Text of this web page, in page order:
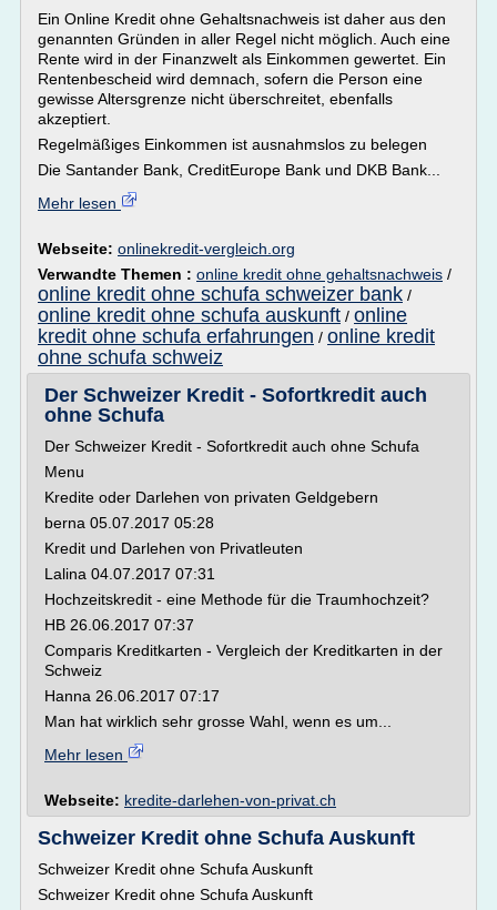
Ein Online Kredit ohne Gehaltsnachweis ist daher aus den
genannten Gründen in aller Regel nicht möglich. Auch eine
Rente wird in der Finanzwelt als Einkommen gewertet. Ein
Rentenbescheid wird demnach, sofern die Person eine
gewisse Altersgrenze nicht überschreitet, ebenfalls
akzeptiert.
Regelmäßiges Einkommen ist ausnahmslos zu belegen
Die Santander Bank, CreditEurope Bank und DKB Bank...
Mehr lesen
Webseite: onlinekredit-vergleich.org
Verwandte Themen : online kredit ohne gehaltsnachweis /
online kredit ohne schufa schweizer bank /
online kredit ohne schufa auskunft / online
kredit ohne schufa erfahrungen / online kredit
ohne schufa schweiz
Der Schweizer Kredit - Sofortkredit auch
ohne Schufa
Der Schweizer Kredit - Sofortkredit auch ohne Schufa
Menu
Kredite oder Darlehen von privaten Geldgebern
berna 05.07.2017 05:28
Kredit und Darlehen von Privatleuten
Lalina 04.07.2017 07:31
Hochzeitskredit - eine Methode für die Traumhochzeit?
HB 26.06.2017 07:37
Comparis Kreditkarten - Vergleich der Kreditkarten in der
Schweiz
Hanna 26.06.2017 07:17
Man hat wirklich sehr grosse Wahl, wenn es um...
Mehr lesen
Webseite: kredite-darlehen-von-privat.ch
Schweizer Kredit ohne Schufa Auskunft
Schweizer Kredit ohne Schufa Auskunft
Schweizer Kredit ohne Schufa Auskunft